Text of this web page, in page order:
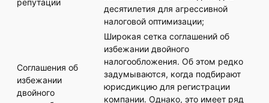
репутации
десятилетия для агрессивной
налоговой оптимизации;
Соглашения об
избежании
двойного
Широкая сетка соглашений об
избежании двойного
налогообложения. Об этом редко
задумываются, когда подбирают
юрисдикцию для регистрации
компании. Однако, это имеет ряд